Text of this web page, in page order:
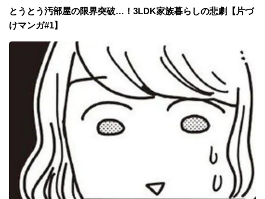
とうとう汚部屋の限界突破…！3LDK家族暮らしの悲劇【片づ
けマンガ#1】